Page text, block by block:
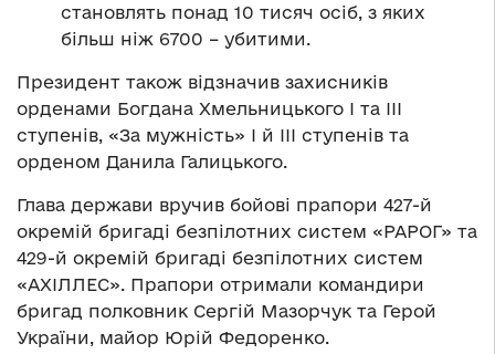
становлять понад 10 тисяч осіб, з яких
більш ніж 6700 – убитими.
Президент також відзначив захисників
орденами Богдана Хмельницького І та ІІІ
ступенів, «За мужність» І й ІІІ ступенів та
орденом Данила Галицького.
Глава держави вручив бойові прапори 427-й
окремій бригаді безпілотних систем «РАРОГ» та
429-й окремій бригаді безпілотних систем
«АХІЛЛЕС». Прапори отримали командири
бригад полковник Сергій Мазорчук та Герой
України, майор Юрій Федоренко.